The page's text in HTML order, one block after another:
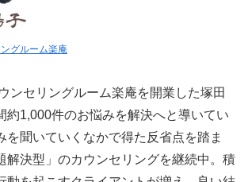
グルーム楽庵
ンセリングルーム楽庵を開業した塚田
約1,000件のお悩みを解決へと導いてい
を聞いていくなかで得た反省点を踏ま
解決型」のカウンセリングを継続中。積